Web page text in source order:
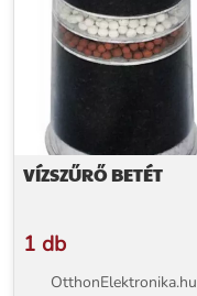
VÍZSZŰRŐ BETÉT
1 db
OtthonElektronika.hu